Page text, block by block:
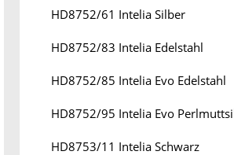
HD8752/61 Intelia Silber
HD8752/83 Intelia Edelstahl
HD8752/85 Intelia Evo Edelstahl
HD8752/95 Intelia Evo
HD8753/11 Intelia Schwarz